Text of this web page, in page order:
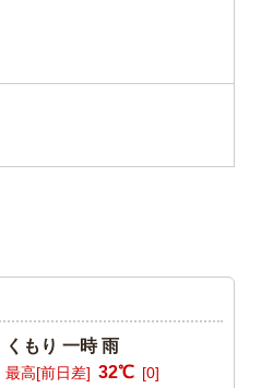
くもり 一時 雨
最高[前日差] 32℃ [0]